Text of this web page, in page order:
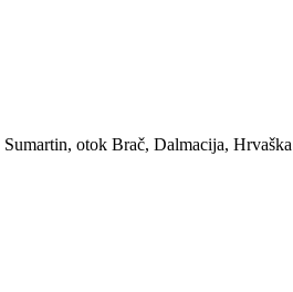
otok Brač, Dalmacija, Hrvaška